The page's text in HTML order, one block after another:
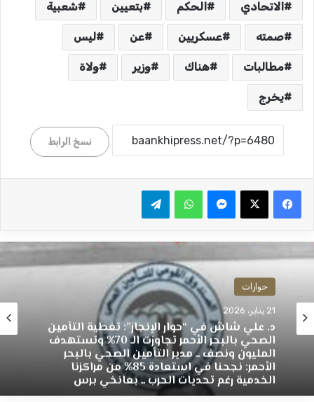
الاتحادي الحكم بتعيين شعبية
صمته عسكريين عن ليس
مطالبات هناك وزير ولاة
يخرج
نسخ الرابط
واتساب
حوارات
21 يناير، 2026
​د. علي شاش في “حوار الإنجاز”: تغطية التأمين
الصحي بالبحر الأحمر تجاوزت الـ 70% وتستهدف
المليون ونصف ــ ​مدير التأمين الصحي بالبحر
الأحمر: نجحنا في استعادة 85% من مراكزنا
الخدمية رغم تحديات الحرب ــ بعانخي برس